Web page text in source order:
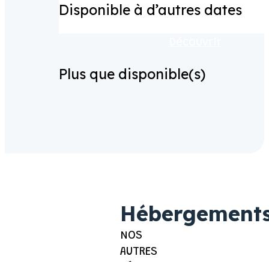
Disponible à d’autres dates
Plus que disponible(s)
NOS
AUTRES